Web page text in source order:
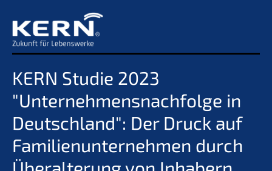
KERN Studie 2023
"Unternehmensnachfolge in
Deutschland": Der Druck auf
Familienunternehmen durch